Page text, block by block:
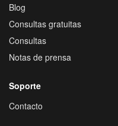
Blog
Consultas gratuitas
Consultas
Notas de prensa
Soporte
Contacto